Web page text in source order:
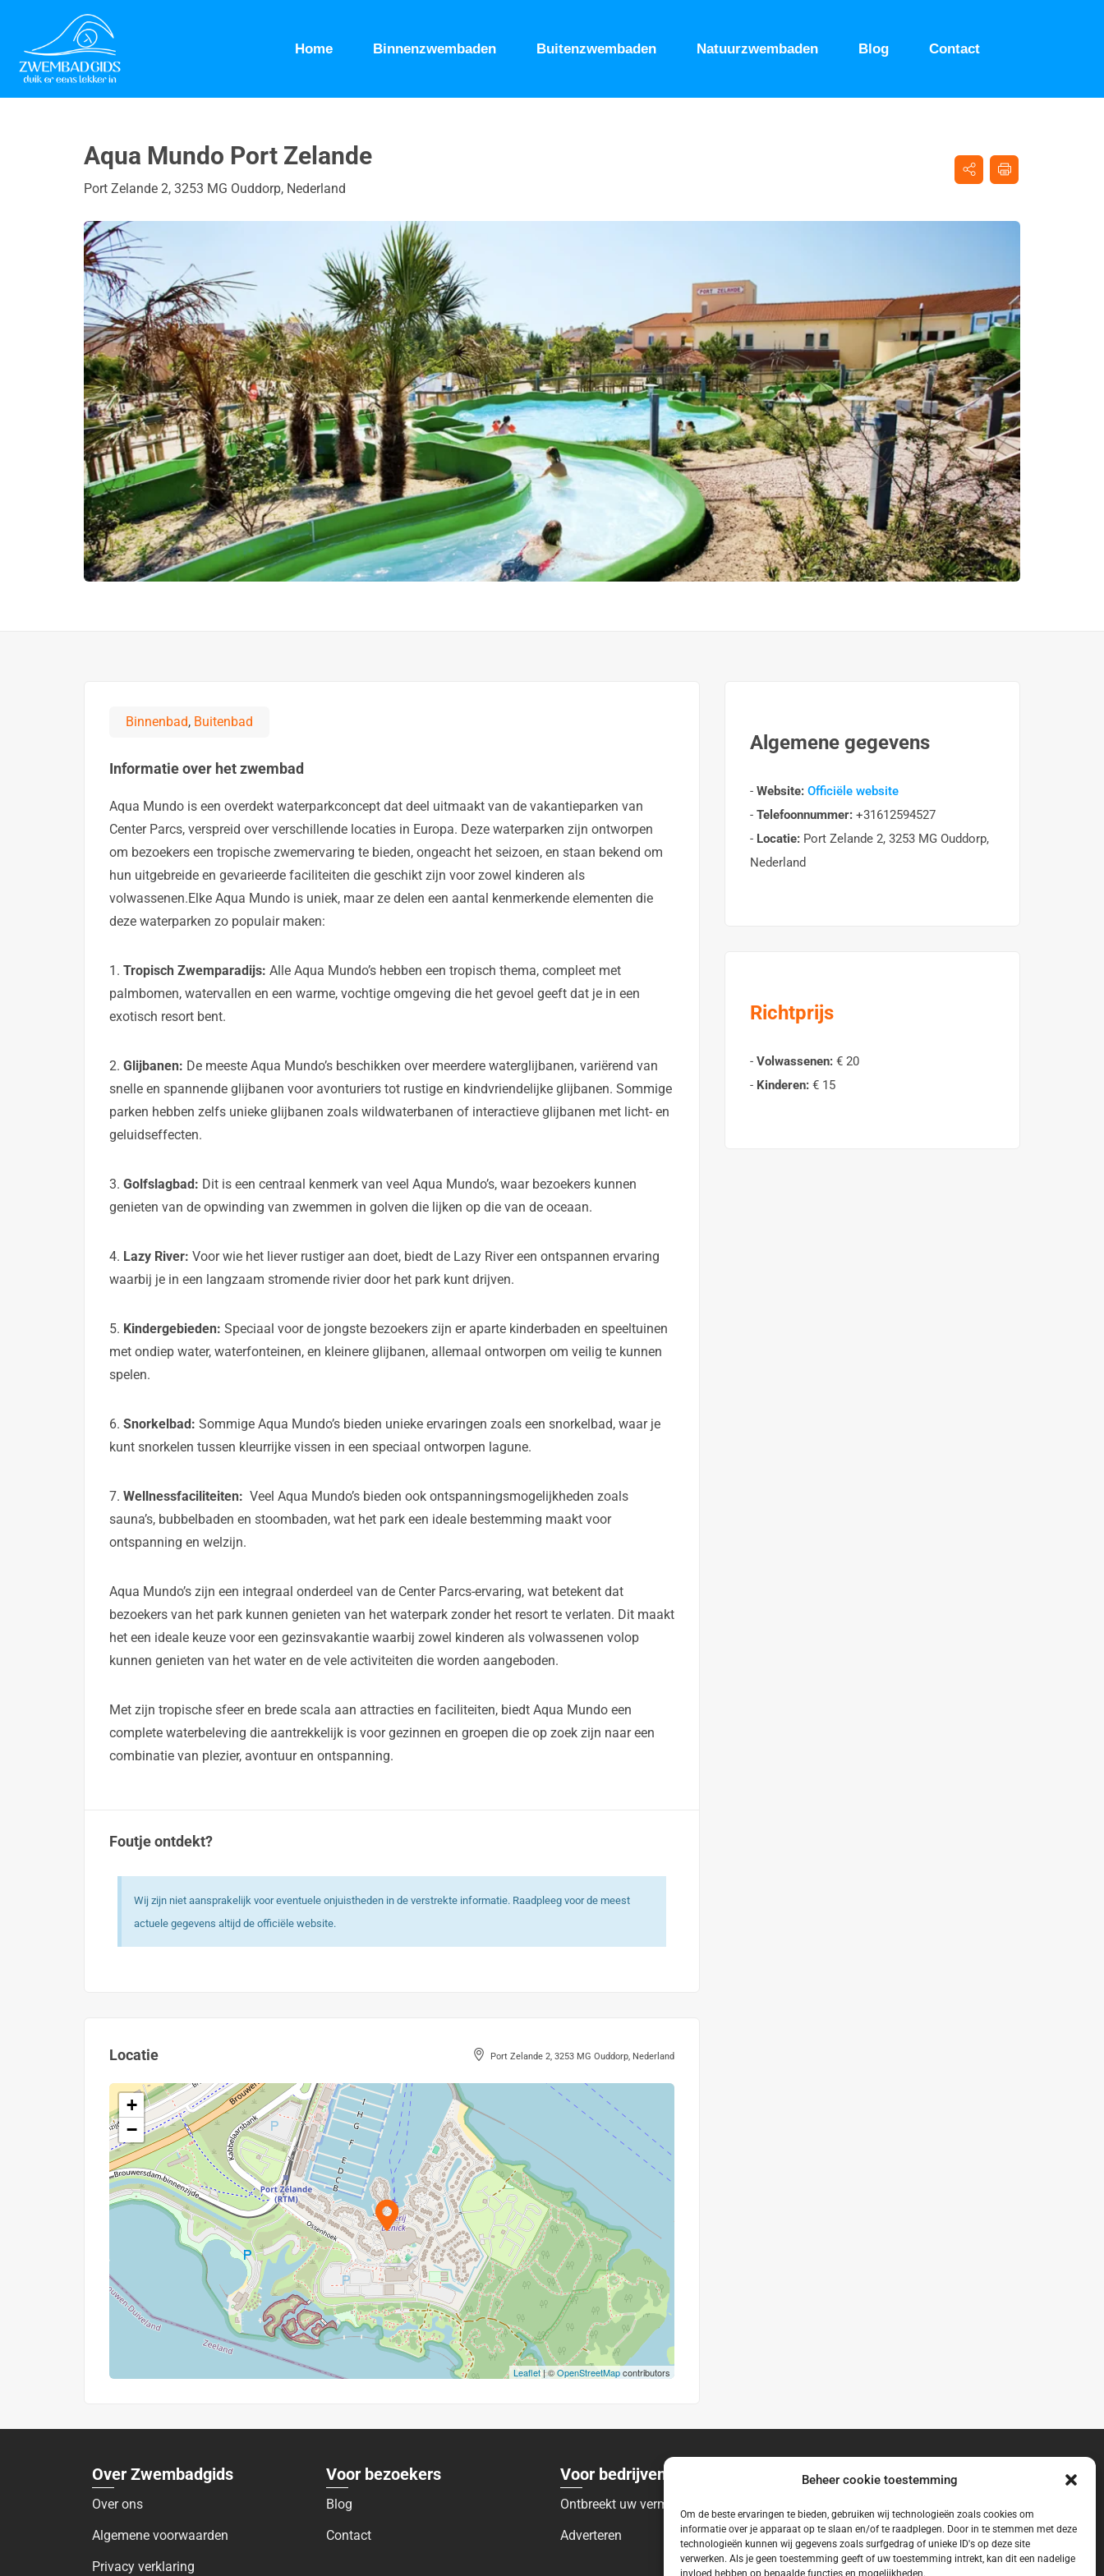
Beheer cookie toestemming
Om de beste ervaringen te bieden, gebruiken wij technologieën zoals cookies om
informatie over je apparaat op te slaan en/of te raadplegen. Door in te stemmen met deze
technologieën kunnen wij gegevens zoals surfgedrag of unieke ID's op deze site
verwerken. Als je geen toestemming geeft of uw toestemming intrekt, kan dit een nadelige
invloed hebben op bepaalde functies en mogelijkheden.
Home Binnenzwembaden Buitenzwembaden Natuurzwembaden Blog Contact
Aqua Mundo Port Zelande
Port Zelande 2, 3253 MG Ouddorp, Nederland
Binnenbad, Buitenbad
Informatie over het zwembad
Aqua Mundo is een overdekt waterparkconcept dat deel uitmaakt van de vakantieparken van
Center Parcs, verspreid over verschillende locaties in Europa. Deze waterparken zijn ontworpen
om bezoekers een tropische zwemervaring te bieden, ongeacht het seizoen, en staan bekend om
hun uitgebreide en gevarieerde faciliteiten die geschikt zijn voor zowel kinderen als
volwassenen.Elke Aqua Mundo is uniek, maar ze delen een aantal kenmerkende elementen die
deze waterparken zo populair maken:
1. Tropisch Zwemparadijs: Alle Aqua Mundo’s hebben een tropisch thema, compleet met
palmbomen, watervallen en een warme, vochtige omgeving die het gevoel geeft dat je in een
exotisch resort bent.
2. Glijbanen: De meeste Aqua Mundo’s beschikken over meerdere waterglijbanen, variërend van
snelle en spannende glijbanen voor avonturiers tot rustige en kindvriendelijke glijbanen. Sommige
parken hebben zelfs unieke glijbanen zoals wildwaterbanen of interactieve glijbanen met licht- en
geluidseffecten.
3. Golfslagbad: Dit is een centraal kenmerk van veel Aqua Mundo’s, waar bezoekers kunnen
genieten van de opwinding van zwemmen in golven die lijken op die van de oceaan.
4. Lazy River: Voor wie het liever rustiger aan doet, biedt de Lazy River een ontspannen ervaring
waarbij je in een langzaam stromende rivier door het park kunt drijven.
5. Kindergebieden: Speciaal voor de jongste bezoekers zijn er aparte kinderbaden en speeltuinen
met ondiep water, waterfonteinen, en kleinere glijbanen, allemaal ontworpen om veilig te kunnen
spelen.
6. Snorkelbad: Sommige Aqua Mundo’s bieden unieke ervaringen zoals een snorkelbad, waar je
kunt snorkelen tussen kleurrijke vissen in een speciaal ontworpen lagune.
7. Wellnessfaciliteiten: Veel Aqua Mundo’s bieden ook ontspanningsmogelijkheden zoals
sauna’s, bubbelbaden en stoombaden, wat het park een ideale bestemming maakt voor
ontspanning en welzijn.
Aqua Mundo’s zijn een integraal onderdeel van de Center Parcs-ervaring, wat betekent dat
bezoekers van het park kunnen genieten van het waterpark zonder het resort te verlaten. Dit maakt
het een ideale keuze voor een gezinsvakantie waarbij zowel kinderen als volwassenen volop
kunnen genieten van het water en de vele activiteiten die worden aangeboden.
Met zijn tropische sfeer en brede scala aan attracties en faciliteiten, biedt Aqua Mundo een
complete waterbeleving die aantrekkelijk is voor gezinnen en groepen die op zoek zijn naar een
combinatie van plezier, avontuur en ontspanning.
Foutje ontdekt?
Wij zijn niet aansprakelijk voor eventuele onjuistheden in de verstrekte informatie. Raadpleeg voor de meest
actuele gegevens altijd de officiële website.
Locatie Port Zelande 2, 3253 MG Ouddorp, Nederland
+
−
Leaflet| ©OpenStreetMapcontributors
Algemene gegevens
- Website: Officiële website
- Telefoonnummer: +31612594527
- Locatie: Port Zelande 2, 3253 MG Ouddorp,
Nederland
Richtprijs
- Volwassenen: € 20
- Kinderen: € 15
Over Zwembadgids
Over ons
Algemene voorwaarden
Privacy verklaring
Voor bezoekers
Blog
Contact
Voor bedrijven
Ontbreekt uw vermelding?
Adverteren